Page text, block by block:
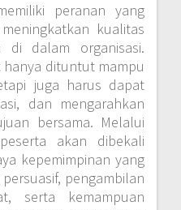
peranan yang
kualitas
di dalam organisasi.
hanya dituntut mampu
juga harus dapat
dan mengarahkan
bersama. Melalui
akan dibekali
kepemimpinan yang
pengambilan
serta kemampuan